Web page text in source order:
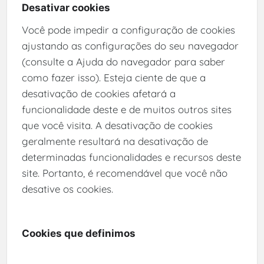
Desativar cookies
Você pode impedir a configuração de cookies
ajustando as configurações do seu navegador
(consulte a Ajuda do navegador para saber
como fazer isso). Esteja ciente de que a
desativação de cookies afetará a
funcionalidade deste e de muitos outros sites
que você visita. A desativação de cookies
geralmente resultará na desativação de
determinadas funcionalidades e recursos deste
site. Portanto, é recomendável que você não
desative os cookies.
Cookies que definimos